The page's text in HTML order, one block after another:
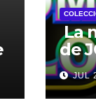
La
de
deJUL